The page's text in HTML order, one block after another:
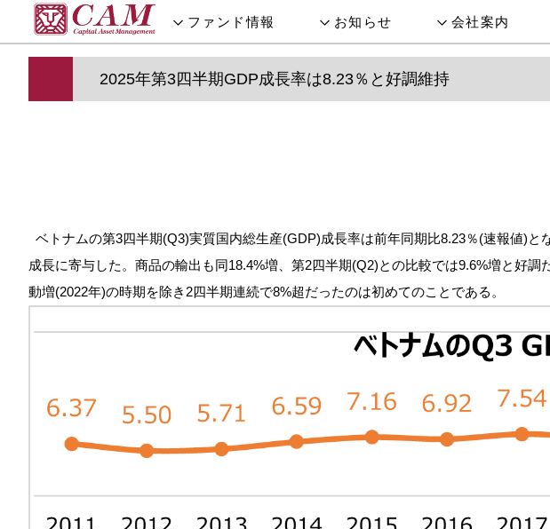
ファンド情報 お知らせ 会社案内
2025年第3四半期GDP成長率は8.23％と好調維持
ベトナムの第3四半期(Q3)実質国内総生産(GDP)成長率は前年同期比8.23％(速報値)
成長に寄与した。商品の輸出も同18.4%増、第2四半期(Q2)との比較では9.6%増と好
動増(2022年)の時期を除き2四半期連続で8%超だったのは初めてのことである。